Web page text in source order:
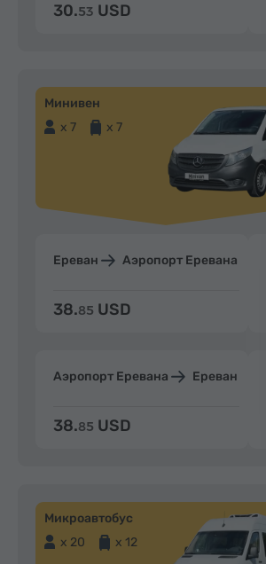
30.53 USD
Минивен
x 7
x 7
Ереван Аэропорт Еревана
38.85 USD
Аэропорт Еревана Ереван
38.85 USD
Микроавтобус
x 20
x 12